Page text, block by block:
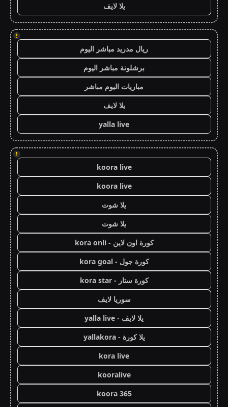
يلا لايف
!
ريال مدريد مباشر اليوم
برشلونة مباشر اليوم
مباريات اليوم مباشر
يلا لايف
yalla live
!
koora live
koora live
يلا شوت
يلا شوت
كورة اون لاين - kora onli
كورة جول - kora goal
كورة ستار - kora star
سوريا لايف
يلا لايف - yalla live
يلا كورة - yallakora
kora live
kooralive
koora 365